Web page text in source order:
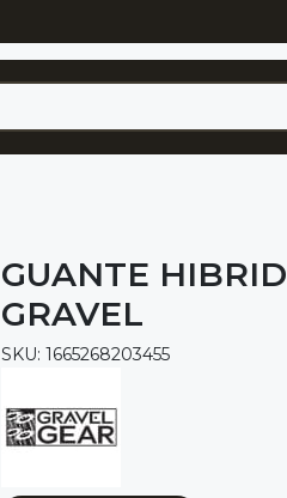
GUANTE
GRAVEL
SKU: 1665268203455